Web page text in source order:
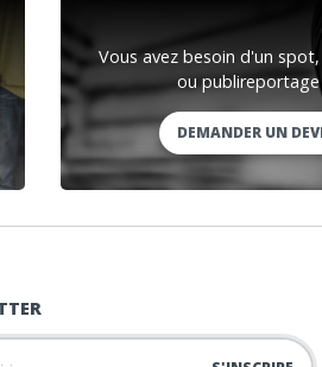
Vous avez besoin d'un
ou publireportage
DEMANDER UN